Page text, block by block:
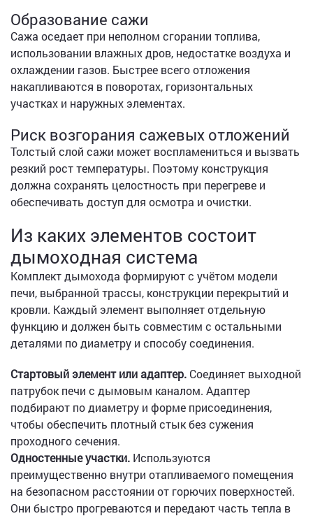
Образование сажи
Сажа оседает при неполном сгорании топлива,
использовании влажных дров, недостатке воздуха и
охлаждении газов. Быстрее всего отложения
накапливаются в поворотах, горизонтальных
участках и наружных элементах.
Риск возгорания сажевых отложений
Толстый слой сажи может воспламениться и вызвать
резкий рост температуры. Поэтому конструкция
должна сохранять целостность при перегреве и
обеспечивать доступ для осмотра и очистки.
Из каких элементов состоит
дымоходная система
Комплект дымохода формируют с учётом модели
печи, выбранной трассы, конструкции перекрытий и
кровли. Каждый элемент выполняет отдельную
функцию и должен быть совместим с остальными
деталями по диаметру и способу соединения.
Стартовый элемент или адаптер. Соединяет выходной
патрубок печи с дымовым каналом. Адаптер
подбирают по диаметру и форме присоединения,
чтобы обеспечить плотный стык без сужения
проходного сечения.
Одностенные участки. Используются
преимущественно внутри отапливаемого помещения
на безопасном расстоянии от горючих поверхностей.
Они быстро прогреваются и передают часть тепла в